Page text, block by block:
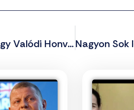
Expedíciós Hadviselés Vagy Valódi Honvédelem? Novák Előd Kifejtése A Haderőfejlesztésről